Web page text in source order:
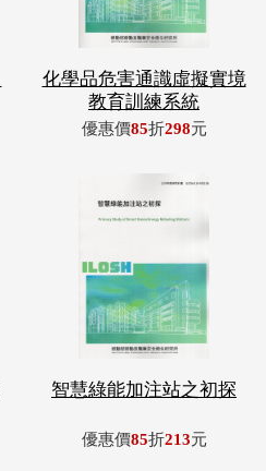
化學品危害通識虛擬實境
教育訓練系統
優惠價85折298元
智慧綠能加注站之初探
優惠價85折213元